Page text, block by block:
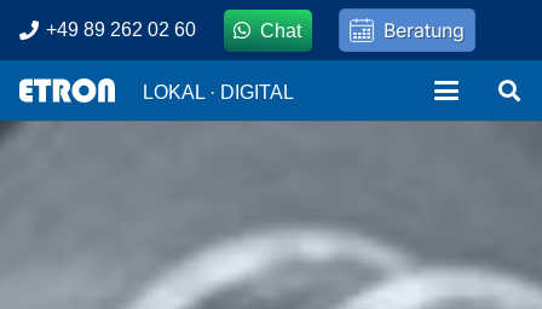
+49 89 262 02 60 Chat Beratung
LOKAL · DIGITAL